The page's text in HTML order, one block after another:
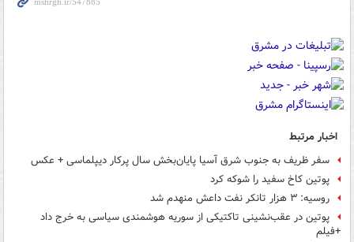
اخبار مرتبط
سفر ظریف به جنوب شرق آسیا پایان‌بخش سال پرکار دیپلماسی + عکس
پوتین کاخ سفید را شوکه کرد
روسیه: ۳ هزار تانکر نفت داعش منهدم شد
پوتین در عقب‌نشینی تاکتیکی از سوریه هوشمندی سیاسی به خرج داد
+فیلم